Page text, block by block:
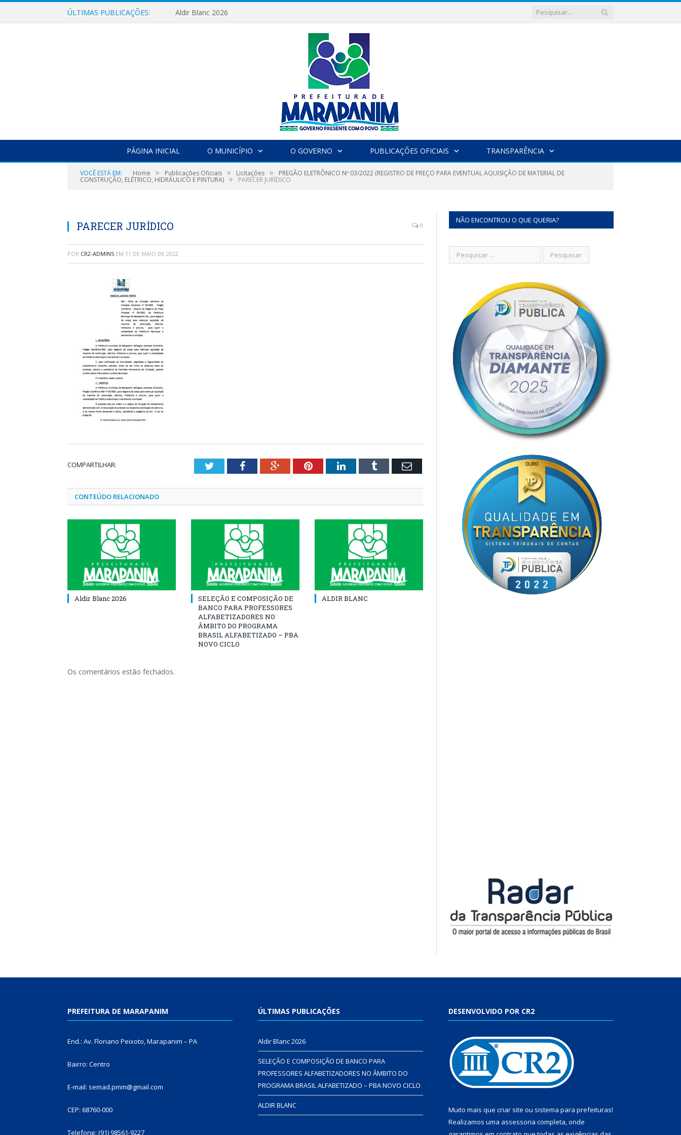
ÚLTIMAS PUBLICAÇÕES: Aldir Blanc 2026
PÁGINA INICIAL O MUNICÍPIO O GOVERNO PUBLICAÇÕES OFICIAIS TRANSPARÊNCIA
VOCÊ ESTÁ EM: Home » Publicações Oficiais » Licitações » PREGÃO ELETRÔNICO Nº 03/2022 (REGISTRO DE PREÇO PARA EVENTUAL AQUISIÇÃO DE MATERIAL DE
CONSTRUÇÃO, ELÉTRICO, HIDRÁULICO E PINTURA) » PARECER JURÍDICO
PARECER JURÍDICO 0
POR CR2-ADMIN5 EM 11 DE MAIO DE 2022
COMPARTILHAR: TwitterFacebookGoogle+PinterestLinkedInTumblr Email
CONTEÚDO RELACIONADO
Aldir Blanc 2026
SELEÇÃO E COMPOSIÇÃO DE
BANCO PARA PROFESSORES
ALFABETIZADORES NO
ÂMBITO DO PROGRAMA
BRASIL ALFABETIZADO – PBA
NOVO CICLO
ALDIR BLANC
Os comentários estão fechados.
NÃO ENCONTROU O QUE QUERIA?
PREFEITURA DE MARAPANIM
End.: Av. Floriano Peixoto, Marapanim – PA
Bairro: Centro
E-mail: semad.pmm@gmail.com
CEP: 68760-000
Telefone: (91) 98561-9227
ÚLTIMAS PUBLICAÇÕES
Aldir Blanc 2026
SELEÇÃO E COMPOSIÇÃO DE BANCO PARA
PROFESSORES ALFABETIZADORES NO ÂMBITO DO
PROGRAMA BRASIL ALFABETIZADO – PBA NOVO CICLO
ALDIR BLANC
DESENVOLVIDO POR CR2
Muito mais que criar site ou sistema para prefeituras!
Realizamos uma assessoria completa, onde